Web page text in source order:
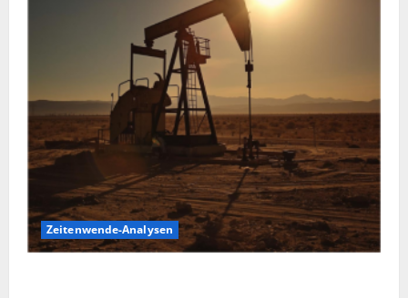
Zeitenwende-Analysen